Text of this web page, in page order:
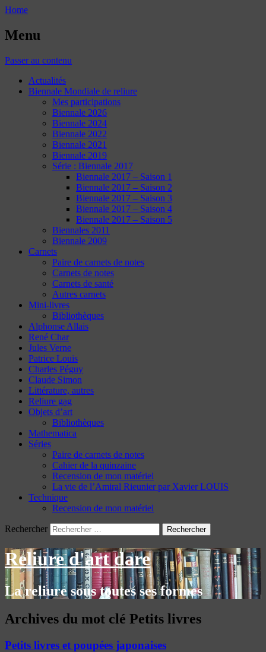
Home
Menu
Passer au contenu
Actualités
Biennale Mondiale de reliure
Mes participations
Biennale 2026
Biennale 2024
Biennale 2022
Biennale 2021
Biennale 2019
Série : Biennale 2017
Biennale 2017 – Saison 1
Biennale 2017 – Saison 2
Biennale 2017 – Saison 3
Biennale 2017 – Saison 4
Biennale 2017 – Saison 5
Biennales 2011
Biennale 2009
Carnets
Paire de carnets de notes
Carnets de notes
Carnets de santé
Autres carnets
Mini-livres
Bibliothèques
Alphonse Allais
René Char
Jules Verne
Patrice Louis
Charles Péguy
Claude Simon
Littérature, autres
Reliure gag
Objets d’art
Bibliothèques
Mathematica
Séries
Paire de carnets de notes
Cahier de la quinzaine
Recension de mon matériel
La vie de l’Amiral Rieunier par Xavier LOUIS
Technique
Recension de mon matériel
Rechercher
Reliure d'art dare
La reliure sous toutes ses formes
Archives du mot clé Petits livres
Petits livres et poupées japonaises